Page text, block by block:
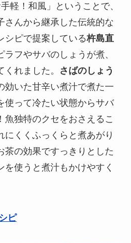
軽！和風」ということで、
さんから継承した伝統的な
シピで提案している杵島直
フやサバのしょうが煮、
れました。
さばのしょう
効いた甘辛い煮汁で煮た一
使って冷たい状態からサバ
魚独特のクセをおさえるこ
にくくふっくらと煮あがり
茶の効果ですっきりとした
使うと煮汁もかけやすく
ピ